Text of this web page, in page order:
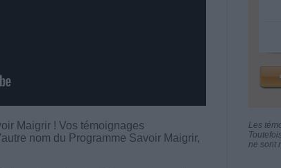
Maigrir ! Vos témoignages
nom du Programme Savoir Maigrir,
Les
ne sont